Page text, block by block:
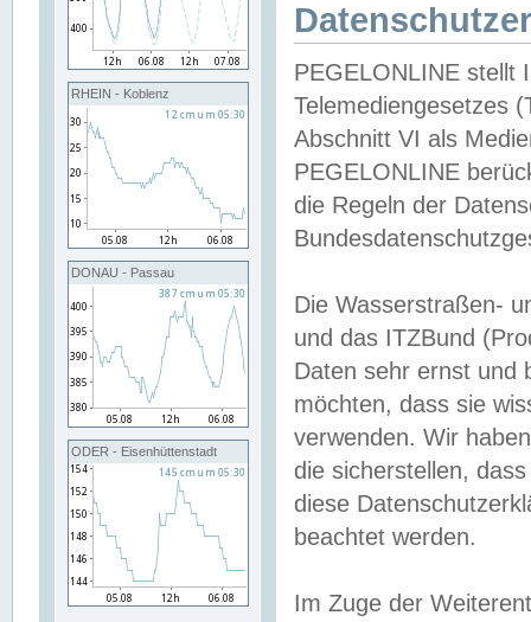
RHEIN - Koblenz
DONAU - Passau
ODER - Eisenhüttenstadt
PEGELONLINE stellt
Telemediengesetzes
Abschnitt VI als
PEGELONLINE
die Regeln der
Die Wasserstraßen-
und das ITZBund
Daten sehr ernst und
möchten, dass sie
verwenden. Wir
die sicherstellen,
diese
beachtet werden.
Im Zuge der